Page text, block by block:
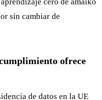
sin cambiar de
ofrece
de datos en la UE